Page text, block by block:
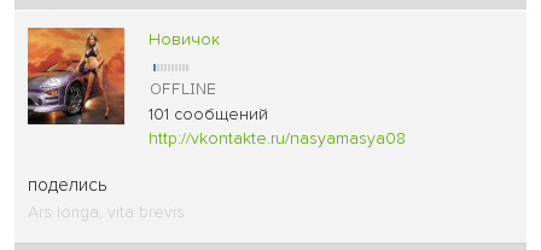
Новичок
101 сообщений
http://vkontakte.ru/nasyamasya08
поделись
Ars longa, vita brevis